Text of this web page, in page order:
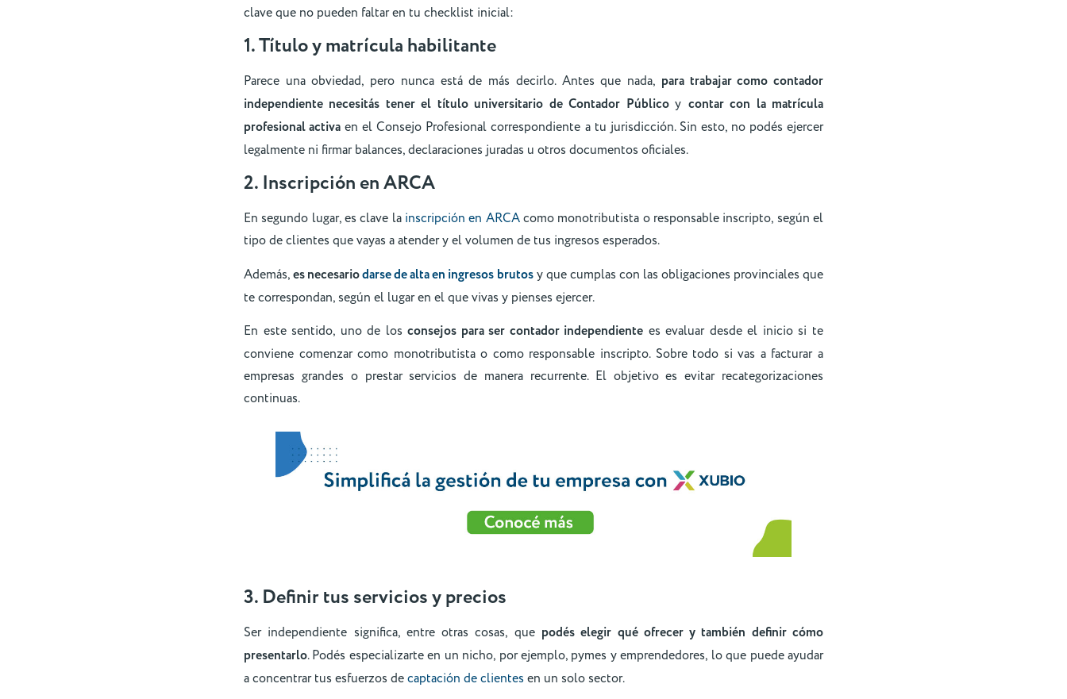
clave que no pueden faltar en tu checklist inicial:
1. Título y matrícula habilitante
Parece una obviedad, pero nunca está de más decirlo. Antes que nada, para trabajar como contador
independiente necesitás tener el título universitario de Contador Públicoy contar con la matrícula
profesional activa en el Consejo Profesional correspondiente a tu jurisdicción. Sin esto, no podés ejercer
legalmente ni firmar balances, declaraciones juradas u otros documentos oficiales.
2. Inscripción en ARCA
En segundo lugar, es clave la inscripción en ARCAcomo monotributista o responsable inscripto, según el
tipo de clientes que vayas a atender y el volumen de tus ingresos esperados.
Además,es necesariodarse de alta en ingresos brutosy que cumplas con las obligaciones provinciales que
te correspondan, según el lugar en el que vivas y pienses ejercer.
En este sentido, uno de losconsejos para ser contador independiente es evaluar desde el inicio si te
conviene comenzar como monotributista o como responsable inscripto. Sobre todo si vas a facturar a
empresas grandes o prestar servicios de manera recurrente. El objetivo es evitar recategorizaciones
continuas.
3. Definir tus servicios y precios
Ser independiente significa, entre otras cosas, que podés elegir qué ofrecer y también definir cómo
presentarlo. Podés especializarte en un nicho, por ejemplo, pymes y emprendedores, lo que puede ayudar
a concentrar tus esfuerzos decaptación de clientesen un solo sector.